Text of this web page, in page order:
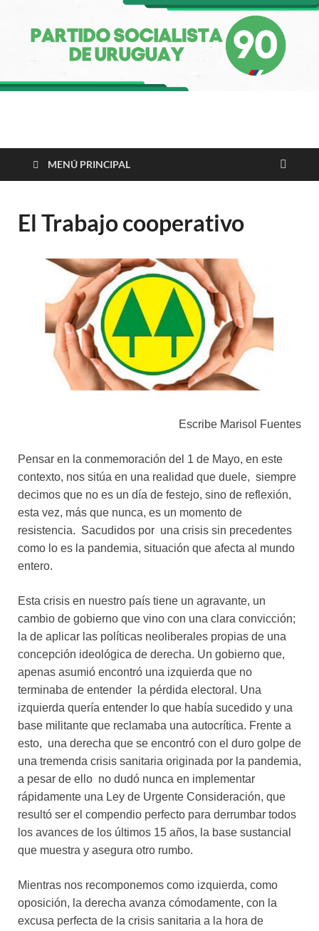
Partido Socialista de
Uruguay
MENÚ PRINCIPAL
El Trabajo cooperativo
Escribe Marisol Fuentes
Pensar en la conmemoración del 1 de Mayo, en este
contexto, nos sitúa en una realidad que duele, siempre
decimos que no es un día de festejo, sino de reflexión,
esta vez, más que nunca, es un momento de
resistencia. Sacudidos por una crisis sin precedentes
como lo es la pandemia, situación que afecta al mundo
entero.
Esta crisis en nuestro país tiene un agravante, un
cambio de gobierno que vino con una clara convicción;
la de aplicar las políticas neoliberales propias de una
concepción ideológica de derecha. Un gobierno que,
apenas asumió encontró una izquierda que no
terminaba de entender la pérdida electoral. Una
izquierda quería entender lo que había sucedido y una
base militante que reclamaba una autocrítica. Frente a
esto, una derecha que se encontró con el duro golpe de
una tremenda crisis sanitaria originada por la pandemia,
a pesar de ello no dudó nunca en implementar
rápidamente una Ley de Urgente Consideración, que
resultó ser el compendio perfecto para derrumbar todos
los avances de los últimos 15 años, la base sustancial
que muestra y asegura otro rumbo.
Mientras nos recomponemos como izquierda, como
oposición, la derecha avanza cómodamente, con la
excusa perfecta de la crisis sanitaria a la hora de